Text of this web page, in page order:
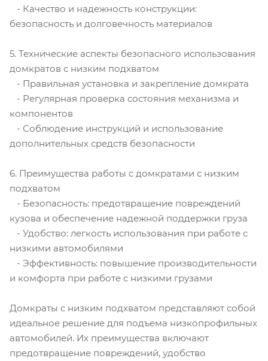
- Качество и надежность конструкции:
безопасность и долговечность материалов
5. Технические аспекты безопасного использования
домкратов с низким подхватом
- Правильная установка и закрепление домкрата
- Регулярная проверка состояния механизма и
компонентов
- Соблюдение инструкций и использование
дополнительных средств безопасности
6. Преимущества работы с домкратами с низким
подхватом
- Безопасность: предотвращение повреждений
кузова и обеспечение надежной поддержки груза
- Удобство: легкость использования при работе с
низкими автомобилями
- Эффективность: повышение производительности
и комфорта при работе с низкими грузами
Домкраты с низким подхватом представляют собой
идеальное решение для подъема низкопрофильных
автомобилей. Их преимущества включают
предотвращение повреждений, удобство